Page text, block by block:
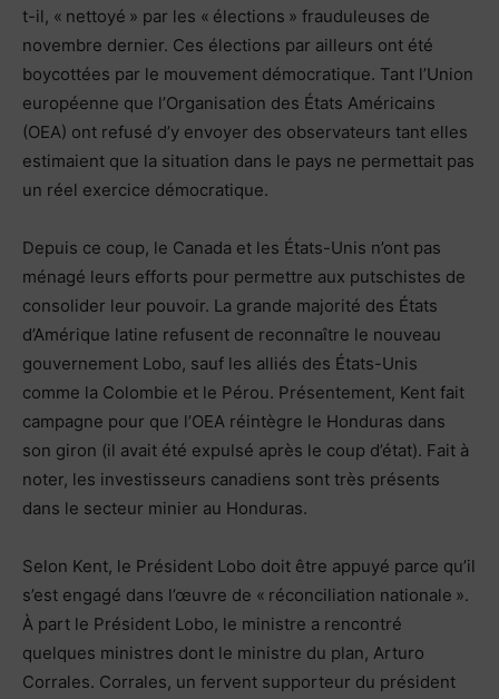
t-il, « nettoyé » par les « élections » frauduleuses de
novembre dernier. Ces élections par ailleurs ont été
boycottées par le mouvement démocratique. Tant l’Union
européenne que l’Organisation des États Américains
(OEA) ont refusé d’y envoyer des observateurs tant elles
estimaient que la situation dans le pays ne permettait pas
un réel exercice démocratique.
Depuis ce coup, le Canada et les États-Unis n’ont pas
ménagé leurs efforts pour permettre aux putschistes de
consolider leur pouvoir. La grande majorité des États
d’Amérique latine refusent de reconnaître le nouveau
gouvernement Lobo, sauf les alliés des États-Unis
comme la Colombie et le Pérou. Présentement, Kent fait
campagne pour que l’OEA réintègre le Honduras dans
son giron (il avait été expulsé après le coup d’état). Fait à
noter, les investisseurs canadiens sont très présents
dans le secteur minier au Honduras.
Selon Kent, le Président Lobo doit être appuyé parce qu’il
s’est engagé dans l’œuvre de « réconciliation nationale ».
À part le Président Lobo, le ministre a rencontré
quelques ministres dont le ministre du plan, Arturo
Corrales. Corrales, un fervent supporteur du président